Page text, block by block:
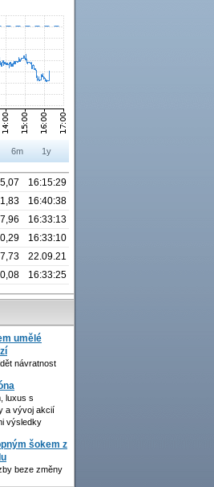
6m 1y
16:15:29
16:40:38
16:33:13
16:33:10
22.09.21
16:33:25
umělé
návratnost
luxus s
a vývoj akcií
výsledky
šokem z
beze změny